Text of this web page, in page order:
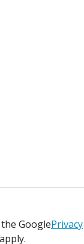
GooglePrivacy
apply.